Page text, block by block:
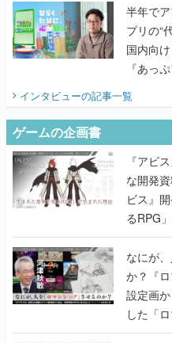
半年でア
プリの“
国内向
『あっ
インタビューの記事一覧
ゲームの企画書
『アビ
な開発
ビス』
るRPG
書】
なにが
か？『
設定画
した「
書】